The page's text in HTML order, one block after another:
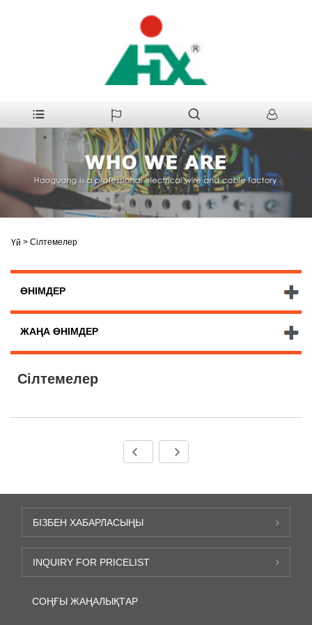
Үй > Сілтемелер
ӨНІМДЕР
ЖАҢА ӨНІМДЕР
Сілтемелер
БІЗБЕН ХАБАРЛАСЫҢЫ
INQUIRY FOR PRICELIST
СОҢҒЫ ЖАҢАЛЫҚТАР